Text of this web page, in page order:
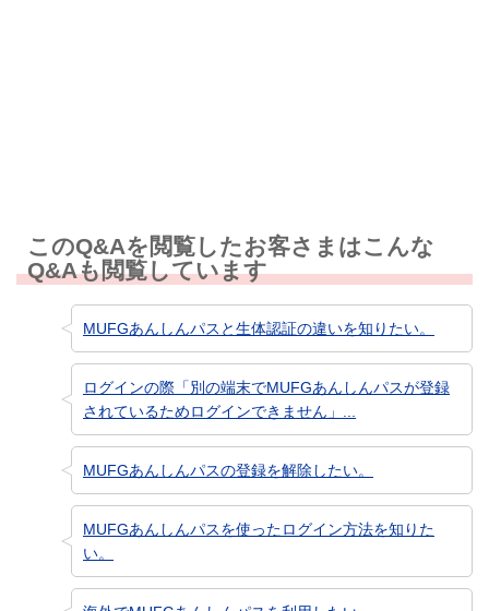
このQ&Aを閲覧したお客さまはこんな
Q&Aも閲覧しています
MUFGあんしんパスと生体認証の違いを知りたい。
ログインの際「別の端末でMUFGあんしんパスが登録
されているためログインできません」...
MUFGあんしんパスの登録を解除したい。
MUFGあんしんパスを使ったログイン方法を知りた
い。